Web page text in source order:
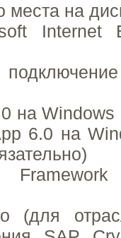
места на
Internet
на
6.0 на
(для